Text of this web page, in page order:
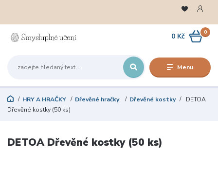
Menu
0
0 Kč
HRY A HRAČKY Dřevěné hračky Dřevěné kostky
DETOA
Dřevěné kostky (50 ks)
DETOA Dřevěné kostky (50 ks)